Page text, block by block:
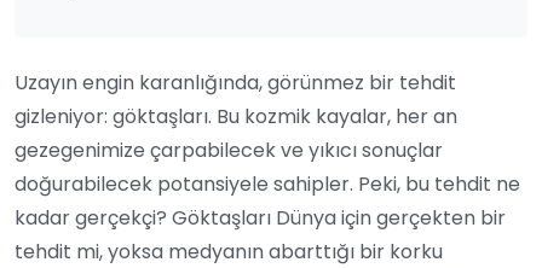
Uzayın engin karanlığında, görünmez bir tehdit
gizleniyor: göktaşları. Bu kozmik kayalar, her an
gezegenimize çarpabilecek ve yıkıcı sonuçlar
doğurabilecek potansiyele sahipler. Peki, bu tehdit ne
kadar gerçekçi? Göktaşları Dünya için gerçekten bir
tehdit mi, yoksa medyanın abarttığı bir korku